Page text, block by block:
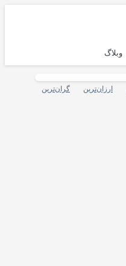
وبلاگ
ارزان‌ترین گران‌ترین